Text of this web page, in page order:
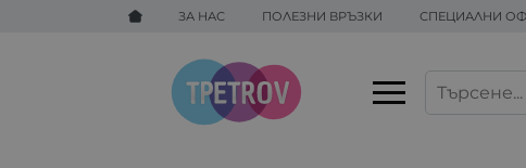
ЗА НАС ПОЛЕЗНИ ВРЪЗКИ СПЕЦИАЛНИ